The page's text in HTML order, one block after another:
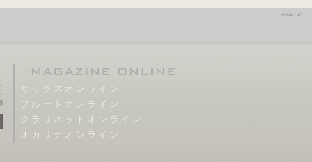
サックスオンライン
フルートオンライン
クラリネットオンライン
オカリナオンライン